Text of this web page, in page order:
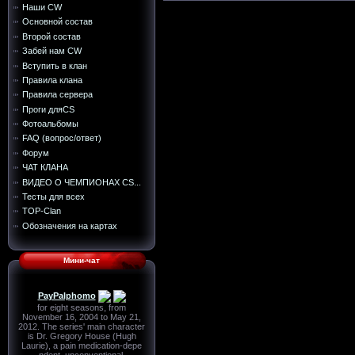
Наши CW
Основной состав
Второй состав
Забей нам CW
Вступить в клан
Правила клана
Правила сервера
Проги дляCS
Фотоальбомы
FAQ (вопрос/ответ)
Форум
ЧАТ КЛАНА
ВИДЕО О ЧЕМПИОНАХ CS...
Тесты для всех
TOP-Сlan
Обозначения на картах
Мини-чат